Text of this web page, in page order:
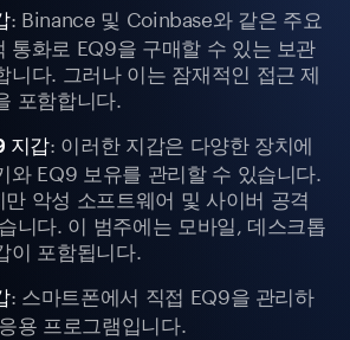
: Binance 및 Coinbase와 같은 주요
통화로 EQ9을 구매할 수 있는 보관
니다. 그러나 이는 잠재적인 접근 제
포함합니다.
지갑: 이러한 지갑은 다양한 장치에
와 EQ9 보유를 관리할 수 있습니다.
악성 소프트웨어 및 사이버 공격
니다. 이 범주에는 모바일, 데스크톱
이 포함됩니다.
: 스마트폰에서 직접 EQ9을 관리하
용 프로그램입니다.